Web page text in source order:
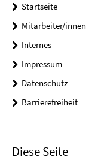
Startseite
Mitarbeiter/innen
Internes
Impressum
Datenschutz
Barrierefreiheit
Diese Seite